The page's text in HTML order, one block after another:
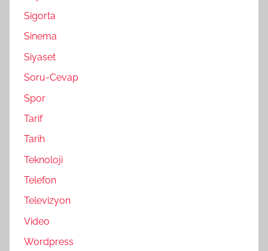
Sigorta
Sinema
Siyaset
Soru-Cevap
Spor
Tarif
Tarih
Teknoloji
Telefon
Televizyon
Video
Wordpress